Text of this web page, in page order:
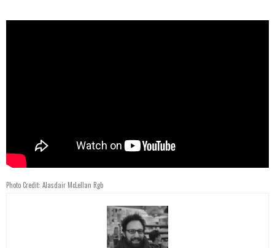
Photo Credit: Alasdair McLellan Rgb